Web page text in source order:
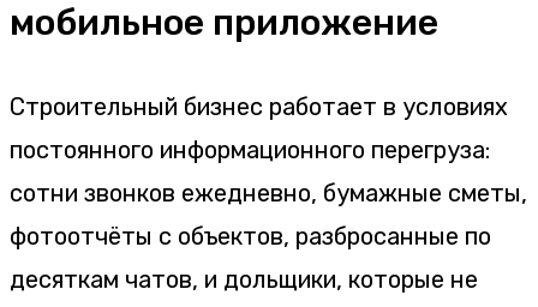
мобильное приложение
Строительный бизнес работает в условиях
постоянного информационного перегруза:
сотни звонков ежедневно, бумажные сметы,
фотоотчёты с объектов, разбросанные по
десяткам чатов, и дольщики, которые не